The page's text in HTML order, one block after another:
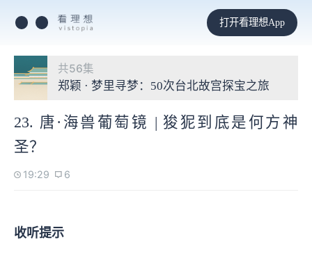
打开看理想App
共56集
郑颖 · 梦里寻梦：50次台北故宫探宝之旅
23. 唐·海兽葡萄镜 | 狻狔到底是何方神
圣？
19:29 6
收听提示